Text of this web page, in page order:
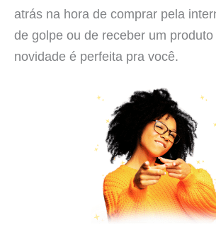
atrás na hora de comprar pela
de golpe ou de receber um
novidade é perfeita pra você.